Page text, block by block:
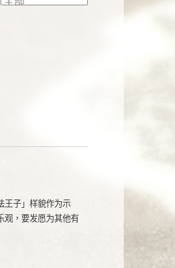
王子」样貌作为示
观，要发愿为其他有